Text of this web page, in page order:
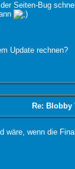
Seiten-Bug
Update rechnen?
Re: Blobby
wäre, wenn die